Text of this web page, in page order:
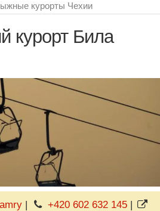
курорты Чехии
курорт Била
| +420 602 632 145|